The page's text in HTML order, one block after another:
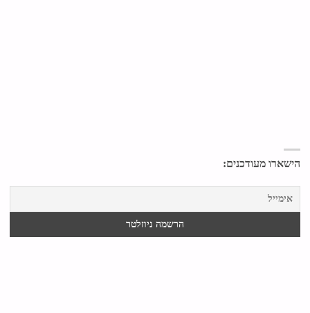
הישארו מעודכנים: